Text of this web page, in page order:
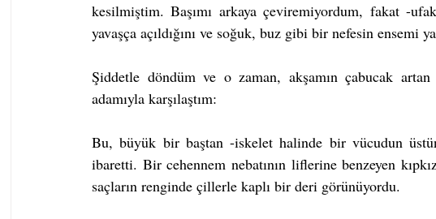
kesilmiştim. Başımı arkaya çeviremiyordum, fakat -
yavaşça açıldığını ve soğuk, buz gibi bir nefesin ensemi
Şiddetle döndüm ve o zaman, akşamın çabucak
adamıyla karşılaştım:
Bu, büyük bir baştan -iskelet halinde bir vücudun
ibaretti. Bir cehennem nebatının liflerine benzeyen
saçların renginde çillerle kaplı bir deri görünüyordu.